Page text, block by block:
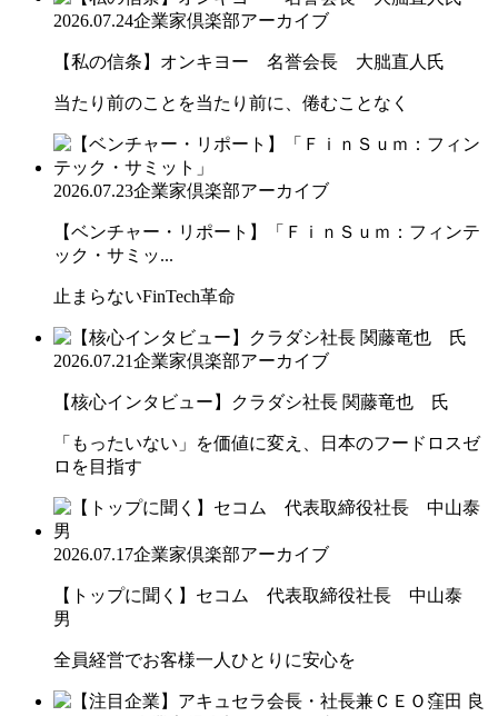
2026.07.24企業家倶楽部アーカイブ
【私の信条】オンキヨー 名誉会長 大朏直人氏
当たり前のことを当たり前に、倦むことなく
2026.07.23企業家倶楽部アーカイブ
【ベンチャー・リポート】「ＦｉｎＳｕｍ：フィンテ
ック・サミッ...
止まらないFinTech革命
2026.07.21企業家倶楽部アーカイブ
【核心インタビュー】クラダシ社長 関藤竜也 氏
「もったいない」を価値に変え、日本のフードロスゼ
ロを目指す
2026.07.17企業家倶楽部アーカイブ
【トップに聞く】セコム 代表取締役社長 中山泰
男
全員経営でお客様一人ひとりに安心を